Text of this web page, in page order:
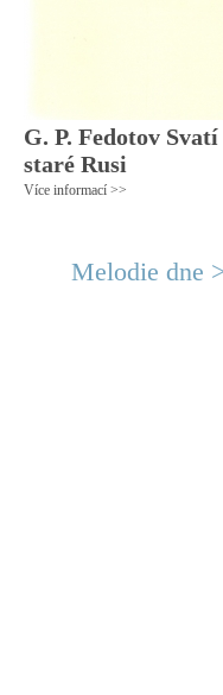
G. P. Fedotov Svatí
staré Rusi
Více informací >>
Melodie dne